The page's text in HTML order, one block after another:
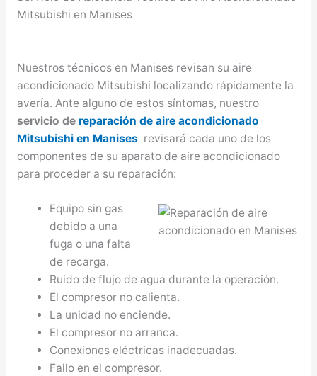
Mitsubishi en Manises
Nuestros técnicos en Manises revisan su aire
acondicionado Mitsubishi localizando rápidamente la
avería. Ante alguno de estos síntomas, nuestro
servicio dereparación de aire acondicionado
Mitsubishi en Manises revisará cada uno de los
componentes de su aparato de aire acondicionado
para proceder a su reparación:
Equipo sin gas
debido a una
fuga o una falta
de recarga.
Ruido de flujo de agua durante la operación.
El compresor no calienta.
La unidad no enciende.
El compresor no arranca.
Conexiones eléctricas inadecuadas.
Fallo en el compresor.